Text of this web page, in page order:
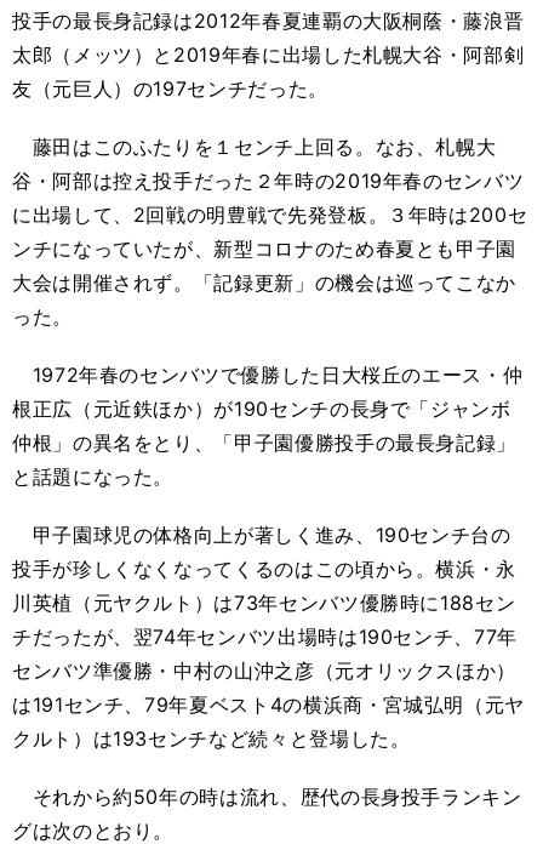
投手の最長身記録は2012年春夏連覇の大阪桐蔭・藤浪晋
太郎（メッツ）と2019年春に出場した札幌大谷・阿部剣
友（元巨人）の197センチだった。
藤田はこのふたりを１センチ上回る。なお、札幌大
谷・阿部は控え投手だった２年時の2019年春のセンバツ
に出場して、2回戦の明豊戦で先発登板。３年時は200セ
ンチになっていたが、新型コロナのため春夏とも甲子園
大会は開催されず。「記録更新」の機会は巡ってこなか
った。
1972年春のセンバツで優勝した日大桜丘のエース・仲
根正広（元近鉄ほか）が190センチの長身で「ジャンボ
仲根」の異名をとり、「甲子園優勝投手の最長身記録」
と話題になった。
甲子園球児の体格向上が著しく進み、190センチ台の
投手が珍しくなくなってくるのはこの頃から。横浜・永
川英植（元ヤクルト）は73年センバツ優勝時に188セン
チだったが、翌74年センバツ出場時は190センチ、77年
センバツ準優勝・中村の山沖之彦（元オリックスほか）
は191センチ、79年夏ベスト4の横浜商・宮城弘明（元ヤ
クルト）は193センチなど続々と登場した。
それから約50年の時は流れ、歴代の長身投手ランキン
グは次のとおり。